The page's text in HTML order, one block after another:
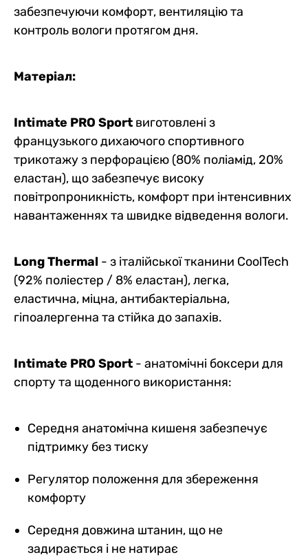
забезпечуючи комфорт, вентиляцію та
контроль вологи протягом дня.
Матеріал:
Intimate PRO Sport виготовлені з
французького дихаючого спортивного
трикотажу з перфорацією (80% поліамід, 20%
еластан), що забезпечує високу
повітропроникність, комфорт при інтенсивних
навантаженнях та швидке відведення вологи.
Long Thermal - з італійської тканини CoolTech
(92% поліестер / 8% еластан), легка,
еластична, міцна, антибактеріальна,
гіпоалергенна та стійка до запахів.
Intimate PRO Sport - анатомічні боксери для
спорту та щоденного використання:
Середня анатомічна кишеня забезпечує
підтримку без тиску
Регулятор положення для збереження
комфорту
Середня довжина штанин, що не
задирається і не натирає